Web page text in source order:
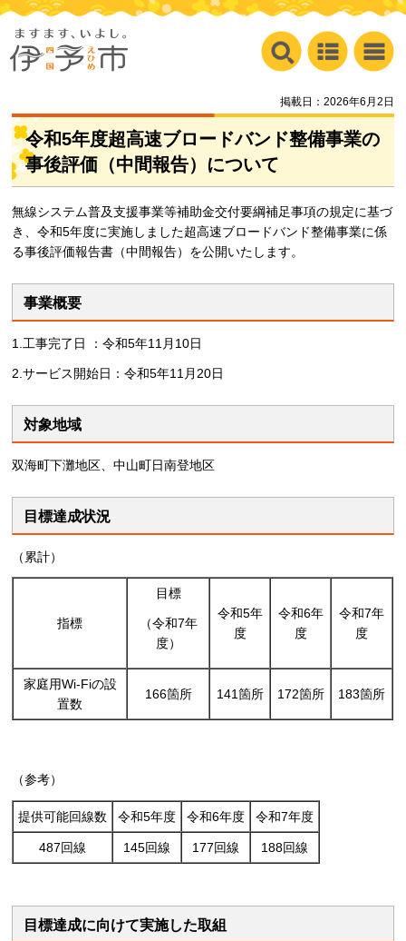
掲載日：2026年6月2日
令和5年度超高速ブロードバンド整備事業の
事後評価（中間報告）について
無線システム普及支援事業等補助金交付要綱補足事項の規定に基づ
き、令和5年度に実施しました超高速ブロードバンド整備事業に係
る事後評価報告書（中間報告）を公開いたします。
事業概要
1.工事完了日 ：令和5年11月10日
2.サービス開始日：令和5年11月20日
対象地域
双海町下灘地区、中山町日南登地区
目標達成状況
（累計）
指標
目標
（令和7年
度）
令和5年
度
令和6年
度
令和7年
度
家庭用Wi-Fiの設
置数
166箇所 141箇所 172箇所 183箇所
（参考）
提供可能回線数 令和5年度 令和6年度 令和7年度
487回線 145回線 177回線 188回線
目標達成に向けて実施した取組